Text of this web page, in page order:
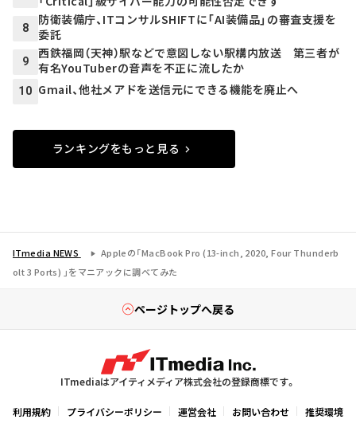
8
防衛装備庁、ITコンサルSHIFTに「AI装備品」の審査支援を
委託
9
西鉄福岡（天神）駅などで意図しない駅構内放送 第三者が
有名YouTuberの音声を不正に流したか
10 Gmail、他社メアドを送信元にできる機能を廃止へ
ランキングをもっと見る
ITmedia NEWS
Appleの「MacBook Pro (13-inch, 2020, Four Thunderb
olt 3 Ports) 」をマニアックに調べてみた
ページトップへ戻る
ITmediaはアイティメディア株式会社の登録商標です。
利用規約 プライバシーポリシー 運営会社 お問い合わせ 推奨環境